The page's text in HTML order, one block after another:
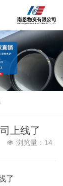
上线了
了
넶 浏览量： 14